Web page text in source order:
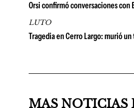
Orsi confirmó conversaciones
LUTO
Tragedia en Cerro Largo: murió
MAS NOTICIAS